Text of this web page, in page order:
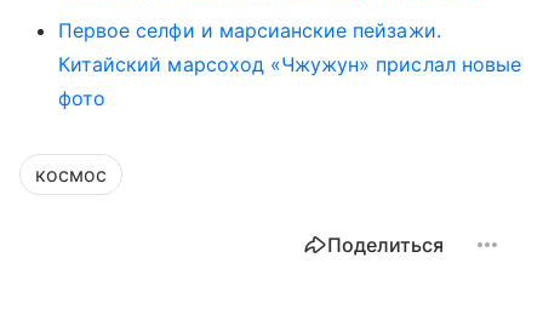
Первое селфи и марсианские пейзажи.
Китайский марсоход «Чжужун» прислал новые
фото
космос
Поделиться